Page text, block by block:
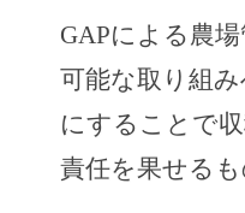
GAPによる農
可能な取り組
にすることで
責任を果せる